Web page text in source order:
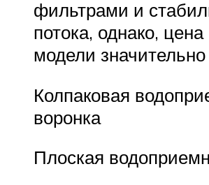
фильтрами и
потока, однако,
модели
Колпаковая
воронка
Плоская